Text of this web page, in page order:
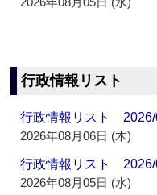
行政情報リスト
行政情報リスト 2026/
2026年08月06日 (木)
行政情報リスト 2026/
2026年08月05日 (水)